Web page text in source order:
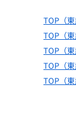
TOP（
TOP（
TOP（
TOP（
TOP（